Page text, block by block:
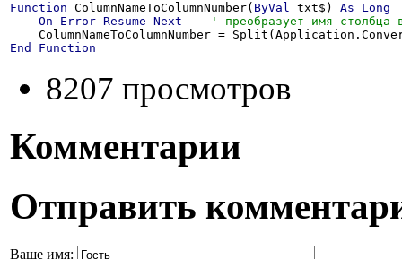
Function ColumnNameToColumnNumber( ByVal txt$) As
Long
On
Error Resume Next
ColumnNameToColumnNumber =
End
Function
8207 просмотров
Комментарии
Отправить
Ваше имя: